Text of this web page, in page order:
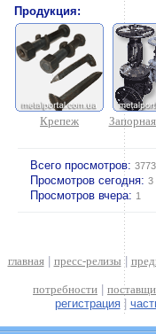
Продукция:
Крепеж
Всего просмотров: 3773
Просмотров сегодня: 3
Просмотров вчера: 1
главная| пресс-релизы |
потребности
регистрация|